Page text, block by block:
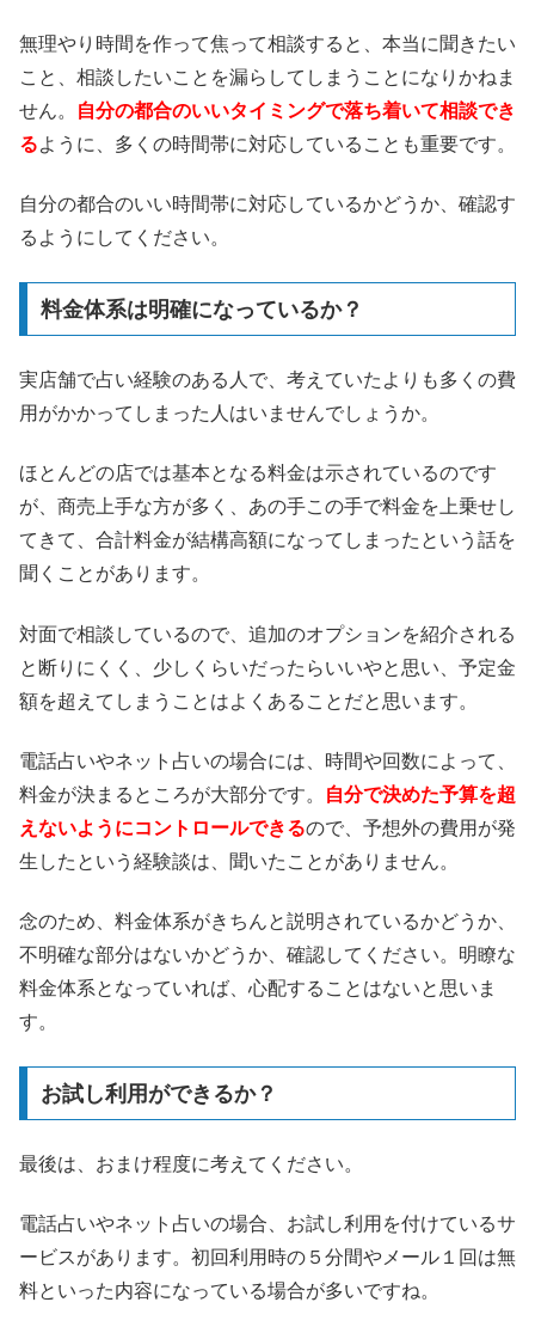
無理やり時間を作って焦って相談すると、本当に聞きたい
こと、相談したいことを漏らしてしまうことになりかねま
せん。
自分の都合のいいタイミングで落ち着いて相談でき
るように、多くの時間帯に対応していることも重要です。
自分の都合のいい時間帯に対応しているかどうか、確認す
るようにしてください。
料金体系は明確になっているか？
実店舗で占い経験のある人で、考えていたよりも多くの費
用がかかってしまった人はいませんでしょうか。
ほとんどの店では基本となる料金は示されているのです
が、商売上手な方が多く、あの手この手で料金を上乗せし
てきて、合計料金が結構高額になってしまったという話を
聞くことがあります。
対面で相談しているので、追加のオプションを紹介される
と断りにくく、少しくらいだったらいいやと思い、予定金
額を超えてしまうことはよくあることだと思います。
電話占いやネット占いの場合には、時間や回数によって、
料金が決まるところが大部分です。
自分で決めた予算を超
えないようにコントロールできるので、予想外の費用が発
生したという経験談は、聞いたことがありません。
念のため、料金体系がきちんと説明されているかどうか、
不明確な部分はないかどうか、確認してください。明瞭な
料金体系となっていれば、心配することはないと思いま
す。
お試し利用ができるか？
最後は、おまけ程度に考えてください。
電話占いやネット占いの場合、お試し利用を付けているサ
ービスがあります。初回利用時の５分間やメール１回は無
料といった内容になっている場合が多いですね。